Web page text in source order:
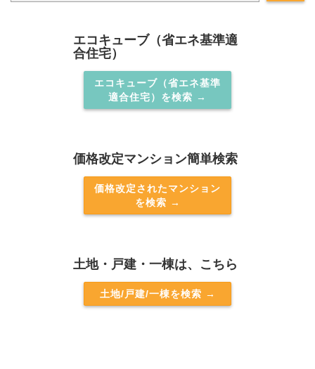
エコキューブ（省エネ基準適
合住宅）
エコキューブ（省エネ基準
適合住宅）を検索 →
価格改定マンション簡単検索
価格改定されたマンション
を検索 →
土地・戸建・一棟は、こちら
土地/戸建/一棟を検索 →